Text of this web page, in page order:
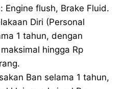
Engine flush, Brake Fluid.
Diri (Personal
1 tahun, dengan
hingga Rp
Ban selama 1 tahun,